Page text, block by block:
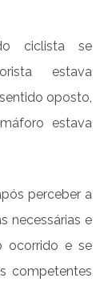
ciclista se
estava
oposto,
estava
perceber a
necessárias e
ocorrido e se
competentes